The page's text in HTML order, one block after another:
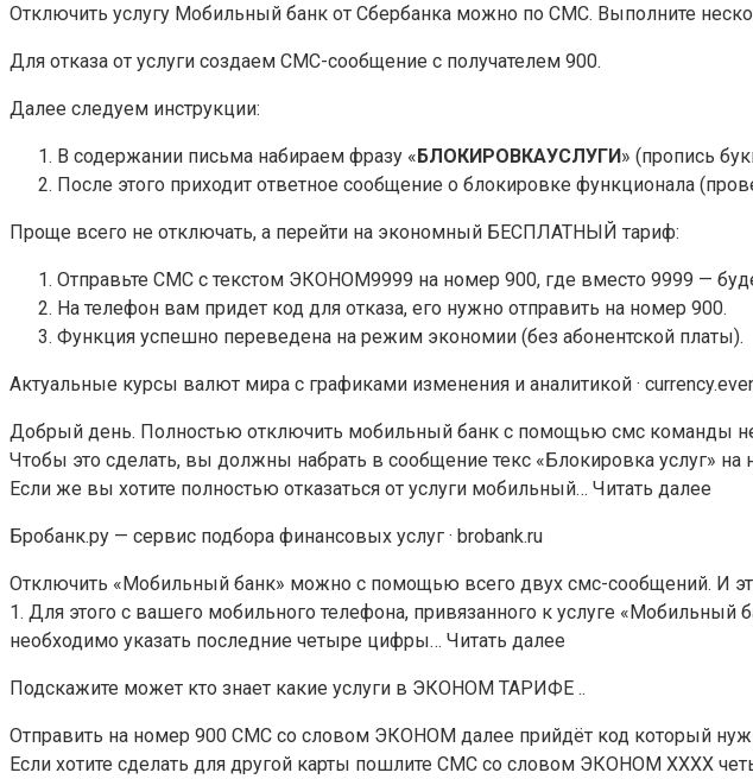
Отключить услугу Мобильный банк от Сбербанка можно по СМС. Выполните
Для отказа от услуги создаем СМС-сообщение с получателем 900.
Далее следуем инструкции:
В содержании письма набираем фразу «БЛОКИРОВКАУСЛУГИ» (пропись
После этого приходит ответное сообщение о блокировке функционала
Проще всего не отключать, а перейти на экономный БЕСПЛАТНЫЙ тариф:
Отправьте СМС с текстом ЭКОНОМ9999 на номер 900, где вместо 9999 —
На телефон вам придет код для отказа, его нужно отправить на номер 900.
Функция успешно переведена на режим экономии (без абонентской платы).
Актуальные курсы валют мира с графиками изменения и аналитикой ·
Добрый день. Полностью отключить мобильный банк с помощью смс команды
Чтобы это сделать, вы должны набрать в сообщение текс «Блокировка услуг»
Если же вы хотите полностью отказаться от услуги мобильный… Читать далее
Бробанк.ру — сервис подбора финансовых услуг · brobank.ru
Отключить «Мобильный банк» можно с помощью всего двух смс-сообщений. И
1. Для этого с вашего мобильного телефона, привязанного к услуге
необходимо указать последние четыре цифры… Читать далее
Подскажите может кто знает какие услуги в ЭКОНОМ ТАРИФЕ ..
Отправить на номер 900 СМС со словом ЭКОНОМ далее прийдёт код который
Если хотите сделать для другой карты пошлите СМС со словом ЭКОНОМ ХХХХ